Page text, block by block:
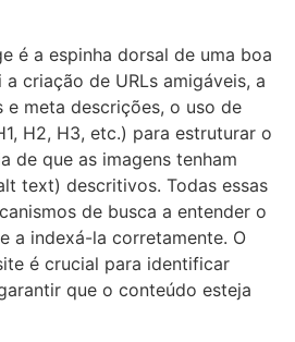
é a espinha dorsal de uma boa
criação de URLs amigáveis, a
meta descrições, o uso de
H2, H3, etc.) para estruturar o
de que as imagens tenham
text) descritivos. Todas essas
de busca a entender o
a indexá-la corretamente. O
é crucial para identificar
que o conteúdo esteja